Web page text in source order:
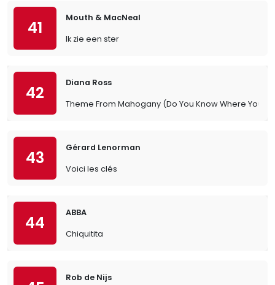
41
Mouth & MacNeal
Ik zie een ster
42
Diana Ross
Theme From Mahogany (Do You Know Where You're
43
Gérard Lenorman
Voici les clés
44
ABBA
Chiquitita
Rob de Nijs